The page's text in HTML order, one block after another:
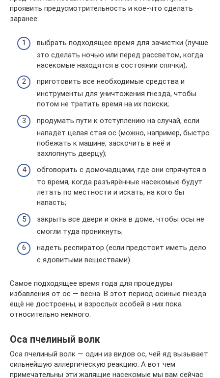
проявить предусмотрительность и кое-что сделать
заранее:
выбрать подходящее время для зачистки (лучше
это сделать ночью или перед рассветом, когда
насекомые находятся в состоянии спячки);
приготовить все необходимые средства и
инструменты для уничтожения гнезда, чтобы
потом не тратить время на их поиски;
продумать пути к отступлению на случай, если
нападёт целая стая ос (можно, например, быстро
побежать к машине, заскочить в неё и
захлопнуть дверцу);
обговорить с домочадцами, где они спрячутся в
то время, когда разъярённые насекомые будут
летать по местности и искать, на кого бы
напасть;
закрыть все двери и окна в доме, чтобы осы не
смогли туда проникнуть;
надеть респиратор (если предстоит иметь дело
с ядовитыми веществами).
Самое подходящее время года для процедуры
избавления от ос — весна. В этот период осиные гнёзда
ещё не достроены, и взрослых особей в них пока
относительно немного.
Оса пчелиный волк
Оса пчелиный волк — один из видов ос, чей яд вызывает
сильнейшую аллергическую реакцию. А вот чем
примечательны эти жалящие насекомые мы вам сейчас